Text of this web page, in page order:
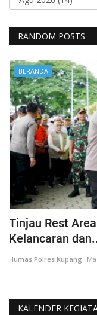
RANDOM POSTS
BERANDA
Tinjau Rest
Kelancaran
Humas Polres Kupang
KALENDER